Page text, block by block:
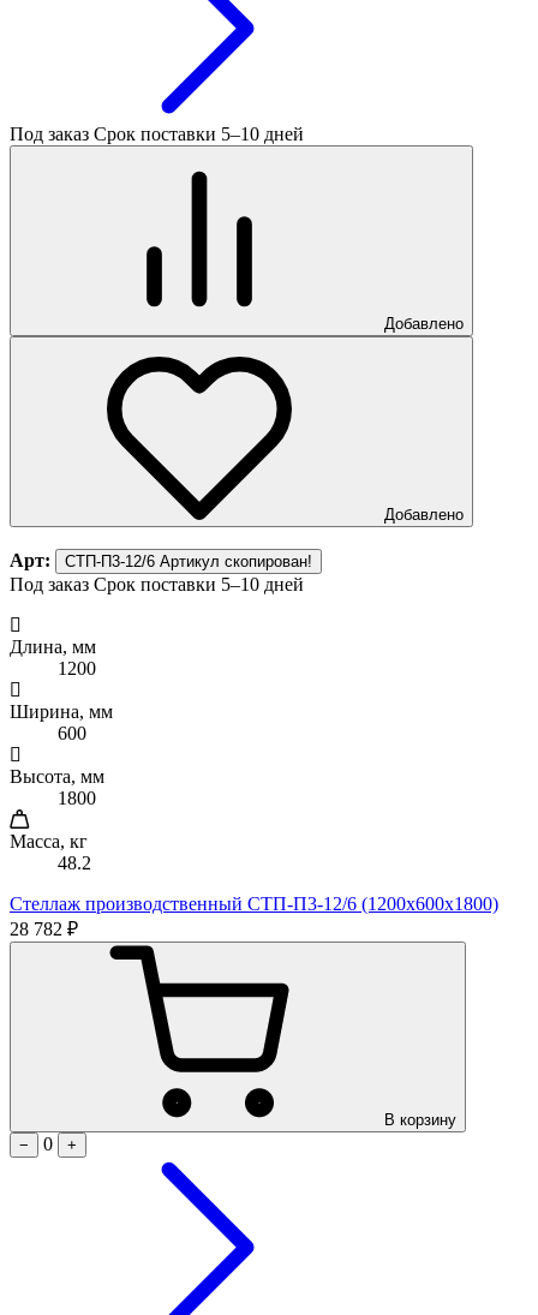
Под заказ Срок поставки 5–10 дней
Добавлено
Добавлено
Арт: СТП-П3-12/6 Артикул скопирован!
Под заказ Срок поставки 5–10 дней
Длина, мм
1200
Ширина, мм
600
Высота, мм
1800
Масса, кг
48.2
Стеллаж производственный СТП-П3-12/6 (1200х600х1800)
28 782 ₽
В корзину
−
0 +